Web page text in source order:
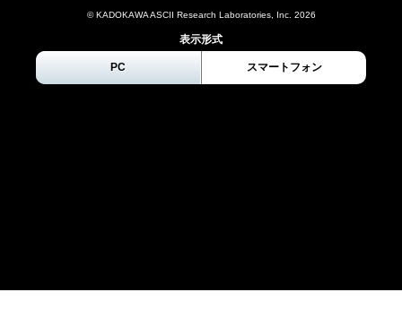
© KADOKAWA ASCII Research Laboratories, Inc. 2026
表示形式
PC スマートフォン